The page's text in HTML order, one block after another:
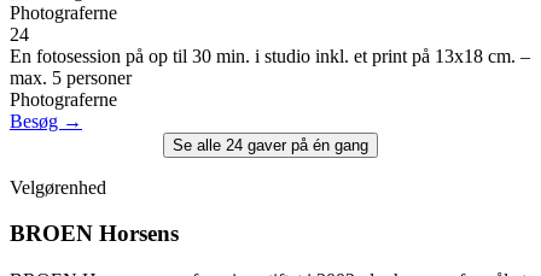
Photograferne
24
En fotosession på op til 30 min. i studio inkl. et print på 13x18 cm. –
max. 5 personer
Photograferne
Besøg →
Se alle 24 gaver på én gang
Velgørenhed
BROEN Horsens